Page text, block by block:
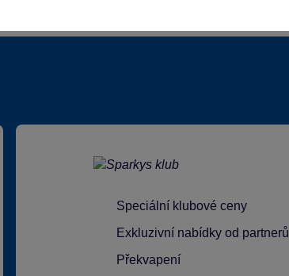
Speciální klubové ceny
Exkluzivní nabídky od partnerů
Překvapení